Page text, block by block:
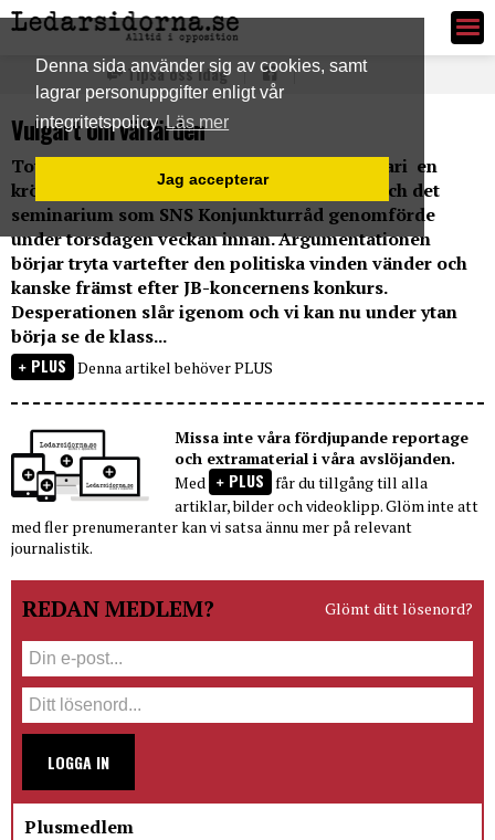
Denna sida använder sig av cookies, samt
lagrar personuppgifter enligt vår
integritetspolicyLäs mer
Jag accepterar
Ledarsidorna.se
Tipsa oss idag
Vulgärt om välfärden
Tove Lifvendal, SvD, publicerar den 19 januari en
krönika som behandlar vinster i välfärden och det
seminarium som SNS Konjunkturråd genomförde
under torsdagen veckan innan. Argumentationen
börjar tryta vartefter den politiska vinden vänder och
kanske främst efter JB-koncernens konkurs.
Desperationen slår igenom och vi kan nu under ytan
börja se de klass...
PLUS Denna artikel behöver PLUS
Missa inte våra fördjupande reportage
och extramaterial i våra avslöjanden.
Med
PLUS får du tillgång till alla
artiklar, bilder och videoklipp. Glöm inte att
med fler prenumeranter kan vi satsa ännu mer på relevant
journalistik.
REDAN MEDLEM? Glömt ditt lösenord?
LOGGA IN
Plusmedlem